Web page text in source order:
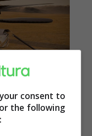
consent to
the following